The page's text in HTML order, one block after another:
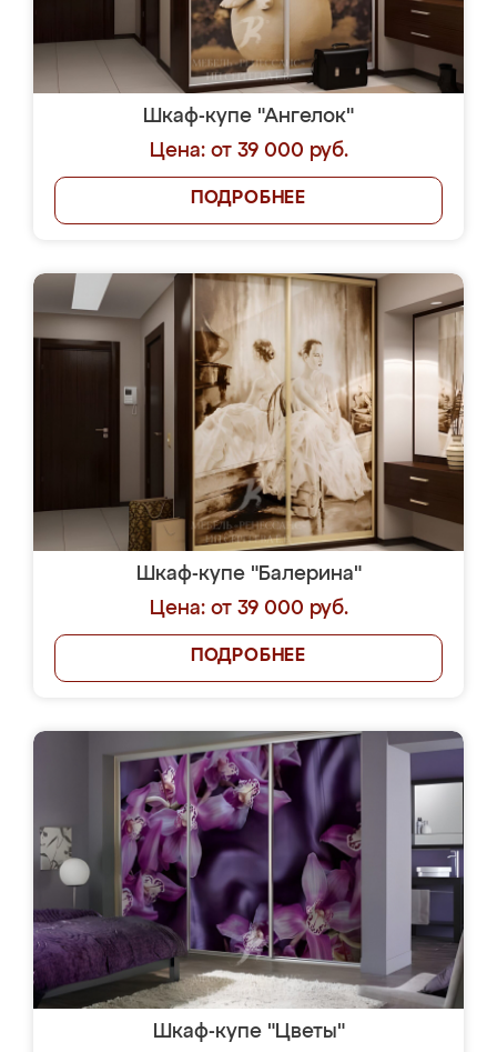
Шкаф-купе "Ангелок"
Цена: от 39 000 руб.
ПОДРОБНЕЕ
Шкаф-купе "Балерина"
Цена: от 39 000 руб.
ПОДРОБНЕЕ
Шкаф-купе "Цветы"